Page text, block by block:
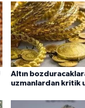
Altın
uzmanlardan kritik